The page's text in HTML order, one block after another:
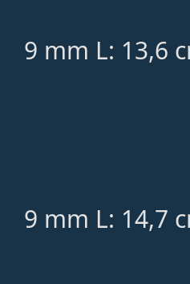
9 mm L: 13,6
9 mm L: 14,7